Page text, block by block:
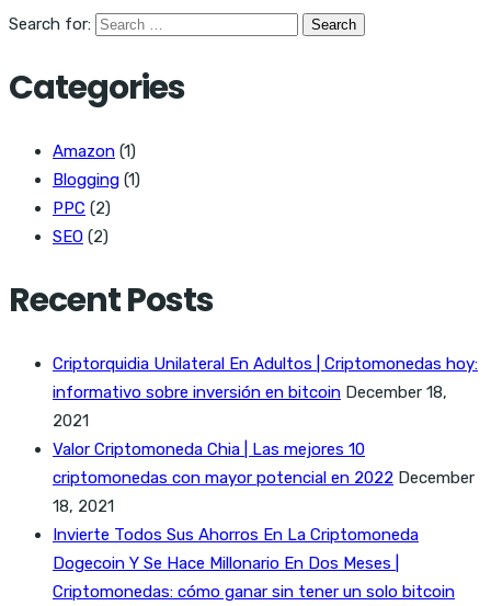
Search for:
Categories
Amazon (1)
Blogging (1)
PPC (2)
SEO (2)
Recent Posts
Criptorquidia Unilateral En Adultos | Criptomonedas hoy:
informativo sobre inversión en bitcoin December 18,
2021
Valor Criptomoneda Chia | Las mejores 10
criptomonedas con mayor potencial en 2022 December
18, 2021
Invierte Todos Sus Ahorros En La Criptomoneda
Dogecoin Y Se Hace Millonario En Dos Meses |
Criptomonedas: cómo ganar sin tener un solo bitcoin